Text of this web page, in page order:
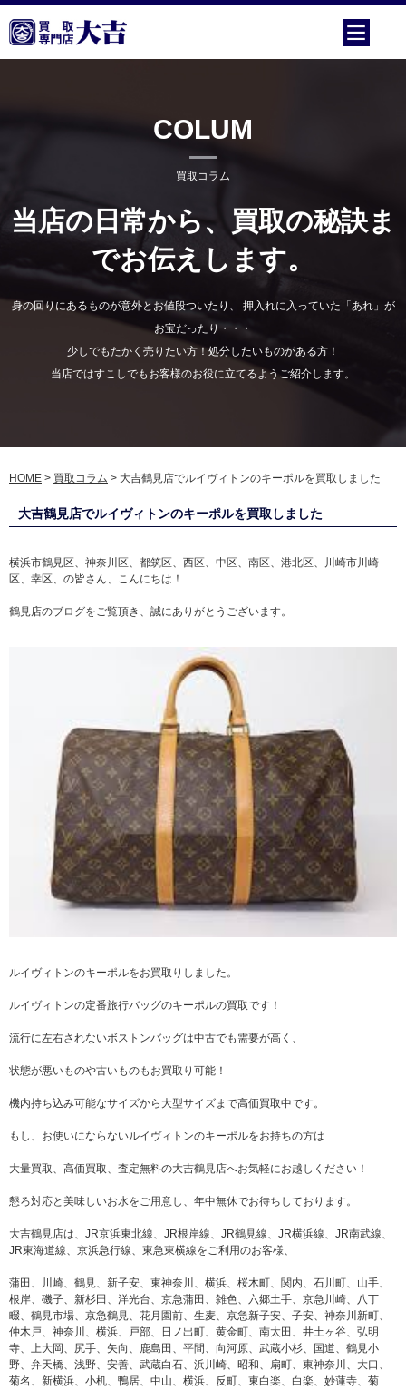
COLUM
買取コラム
当店の日常から、買取の秘訣ま
でお伝えします。
身の回りにあるものが意外とお値段ついたり、 押入れに入っていた「あれ」が
お宝だったり・・・
少しでもたかく売りたい方！処分したいものがある方！
当店ではすこしでもお客様のお役に立てるようご紹介します。
HOME > 買取コラム > 大吉鶴見店でルイヴィトンのキーポルを買取しました
大吉鶴見店でルイヴィトンのキーポルを買取しました
横浜市鶴見区、神奈川区、都筑区、西区、中区、南区、港北区、川崎市川崎
区、幸区、の皆さん、こんにちは！
鶴見店のブログをご覧頂き、誠にありがとうございます。
ルイヴィトンのキーポルをお買取りしました。
ルイヴィトンの定番旅行バッグのキーポルの買取です！
流行に左右されないボストンバッグは中古でも需要が高く、
状態が悪いものや古いものもお買取り可能！
機内持ち込み可能なサイズから大型サイズまで高価買取中です。
もし、お使いにならないルイヴィトンのキーポルをお持ちの方は
大量買取、高価買取、査定無料の大吉鶴見店へお気軽にお越しください！
懇ろ対応と美味しいお水をご用意し、年中無休でお待ちしております。
大吉鶴見店は、JR京浜東北線、JR根岸線、JR鶴見線、JR横浜線、JR南武線、
JR東海道線、京浜急行線、東急東横線をご利用のお客様、
蒲田、川崎、鶴見、新子安、東神奈川、横浜、桜木町、関内、石川町、山手、
根岸、磯子、新杉田、洋光台、京急蒲田、雑色、六郷土手、京急川崎、八丁
畷、鶴見市場、京急鶴見、花月園前、生麦、京急新子安、子安、神奈川新町、
仲木戸、神奈川、横浜、戸部、日ノ出町、黄金町、南太田、井土ヶ谷、弘明
寺、上大岡、尻手、矢向、鹿島田、平間、向河原、武蔵小杉、国道、鶴見小
野、弁天橋、浅野、安善、武蔵白石、浜川崎、昭和、扇町、東神奈川、大口、
菊名、新横浜、小机、鴨居、中山、横浜、反町、東白楽、白楽、妙蓮寺、菊